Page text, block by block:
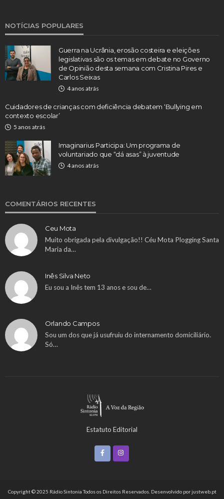
NOTÍCIAS POPULARES
Guerra na Ucrânia, erosão costeira e eleições
legislativas são os temas em debate no Governo
de Opinião desta semana com Cristina Pires e
Carlos Seixas
4 anos atrás
Cuidadores de crianças com deficiência debatem ‘Bullying em
contexto escolar’
5 anos atrás
Imaginarius Participa: Um programa de
voluntariado que “dá asas” à juventude
4 anos atrás
COMENTÁRIOS RECENTES
Ceu Mota
Muito obrigada pela divulgação!! Céu Mota Plogging Santa
Maria da…
Inês Silva Neto
Eu sou a Inês tem 13 anos e sou de…
Orlando Campos
Sou um dos que já usufruiu do internamento domiciliário.
Só…
Estatuto Editorial
Copyright © 2025 Rádio Sintonia Todos os Direitos Reservados. Desenvolvido porjustweb.pt